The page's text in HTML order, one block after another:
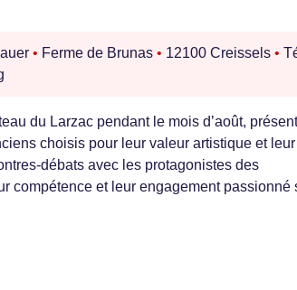
• Ferme de Brunas • 12100 Creissels •
du Larzac pendant le mois d’août,
choisis pour leur valeur artistique et leur
débats avec les protagonistes des
compétence et leur engagement passionné